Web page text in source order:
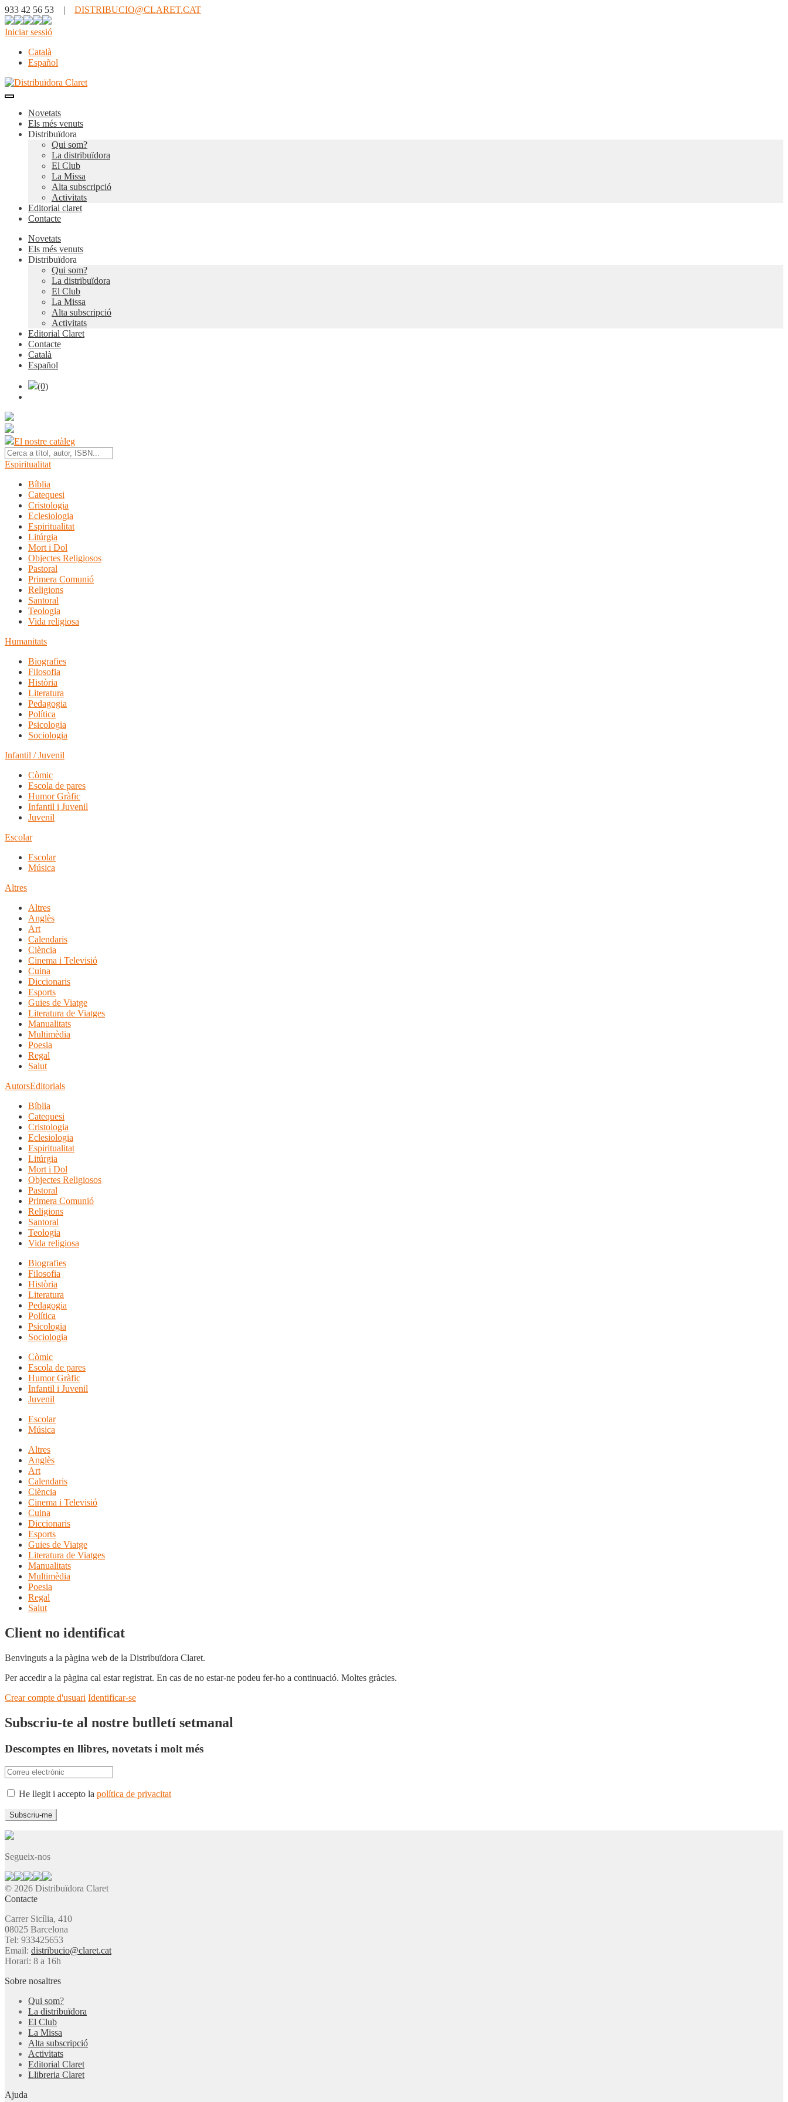
933 42 56 53 | DISTRIBUCIO@CLARET.CAT
Iniciar sessió
Català
Español
Novetats
Els més venuts
Distribuïdora
Qui som?
La distribuïdora
El Club
La Missa
Alta subscripció
Activitats
Editorial claret
Contacte
Novetats
Els més venuts
Distribuïdora
Qui som?
La distribuïdora
El Club
La Missa
Alta subscripció
Activitats
Editorial Claret
Contacte
Català
Español
(0)
El nostre catàleg
Espiritualitat
Bíblia
Catequesi
Cristologia
Eclesiologia
Espiritualitat
Litúrgia
Mort i Dol
Objectes Religiosos
Pastoral
Primera Comunió
Religions
Santoral
Teologia
Vida religiosa
Humanitats
Biografies
Filosofia
Història
Literatura
Pedagogia
Política
Psicologia
Sociologia
Infantil / Juvenil
Còmic
Escola de pares
Humor Gràfic
Infantil i Juvenil
Juvenil
Escolar
Escolar
Música
Altres
Altres
Anglès
Art
Calendaris
Ciència
Cinema i Televisió
Cuina
Diccionaris
Esports
Guies de Viatge
Literatura de Viatges
Manualitats
Multimèdia
Poesia
Regal
Salut
AutorsEditorials
Bíblia
Catequesi
Cristologia
Eclesiologia
Espiritualitat
Litúrgia
Mort i Dol
Objectes Religiosos
Pastoral
Primera Comunió
Religions
Santoral
Teologia
Vida religiosa
Biografies
Filosofia
Història
Literatura
Pedagogia
Política
Psicologia
Sociologia
Còmic
Escola de pares
Humor Gràfic
Infantil i Juvenil
Juvenil
Escolar
Música
Altres
Anglès
Art
Calendaris
Ciència
Cinema i Televisió
Cuina
Diccionaris
Esports
Guies de Viatge
Literatura de Viatges
Manualitats
Multimèdia
Poesia
Regal
Salut
Client no identificat
Benvinguts a la pàgina web de la Distribuïdora Claret.
Per accedir a la pàgina cal estar registrat. En cas de no estar-ne podeu fer-ho a continuació. Moltes gràcies.
Crear compte d'usuari Identificar-se
Subscriu-te al nostre butlletí setmanal
Descomptes en llibres, novetats i molt més
He llegit i accepto la política de privacitat
Segueix-nos
© 2026 Distribuïdora Claret
Contacte
Carrer Sicília, 410
08025 Barcelona
Tel: 933425653
Email: distribucio@claret.cat
Horari: 8 a 16h
Sobre nosaltres
Qui som?
La distribuïdora
El Club
La Missa
Alta subscripció
Activitats
Editorial Claret
Llibreria Claret
Ajuda